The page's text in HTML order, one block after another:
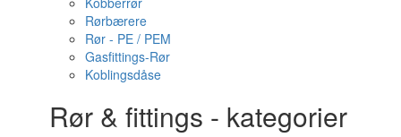
Rørbærere
Rør - PE / PEM
Gasfittings-Rør
Koblingsdåse
Rør & fittings - kategorier